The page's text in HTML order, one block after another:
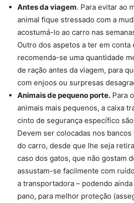
Antes da viagem. Para evitar ao
animal fique stressado com a
acostumá-lo ao carro nas
Outro dos aspetos a ter em conta
recomenda-se uma quantidade
de ração antes da viagem, para
com enjoos ou surpresas
Animais de pequeno porte. Para
animais mais pequenos, a caixa
cinto de segurança específico
Devem ser colocadas nos
do carro, desde que lhe seja
caso dos gatos, que não gostam
assustam-se facilmente com
a transportadora – podendo
pano, para melhor proteção